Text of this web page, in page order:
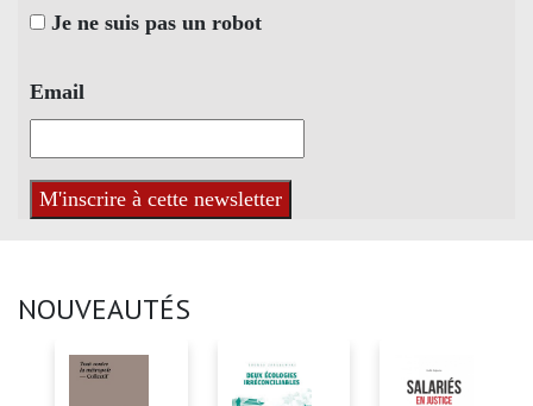
Je ne suis pas un robot
Email
NOUVEAUTÉS